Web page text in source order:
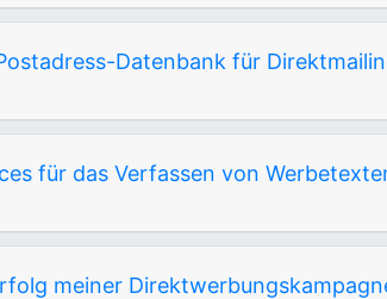
Datenbank für
für das Verfassen von
meiner